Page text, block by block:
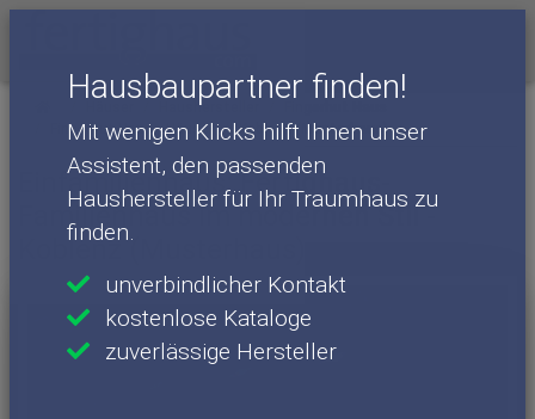
Hausbaupartner finden!
Mit wenigen Klicks hilft Ihnen unser
Assistent, den passenden
Haushersteller für Ihr Traumhaus zu
finden.
unverbindlicher Kontakt
kostenlose Kataloge
zuverlässige Hersteller
Haushersteller
Fingerhut Haus - Häuser
Koblenz (Musterhaus)
Einfamilienhaus: Fertighaus-
Familienhaus im modernen Stil -
Koblenz (Musterhaus)